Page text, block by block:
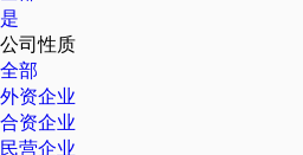
是
公司性质
全部
外资企业
合资企业
民营企业